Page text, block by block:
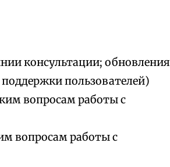
консультации; обновления
пользователей)
вопросам работы с
вопросам работы с